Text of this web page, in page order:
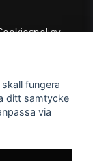
fungera
ditt samtycke
via